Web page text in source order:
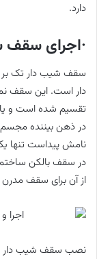
دارد.
·اجرای سقف
دار است. این سقف
در ذهن بیننده
نامش پیداست تنها
در سقف بالکن
از آن برای سقف
نصب سقف شیب دار